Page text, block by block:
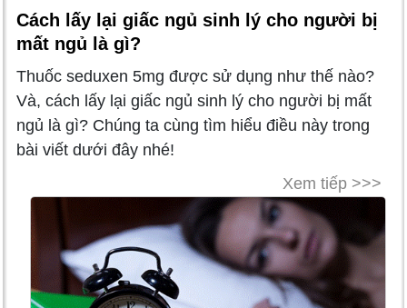
Cách lấy lại giấc ngủ sinh lý cho người bị
mất ngủ là gì?
Thuốc seduxen 5mg được sử dụng như thế nào?
Và, cách lấy lại giấc ngủ sinh lý cho người bị mất
ngủ là gì? Chúng ta cùng tìm hiểu điều này trong
bài viết dưới đây nhé!
Xem tiếp >>>